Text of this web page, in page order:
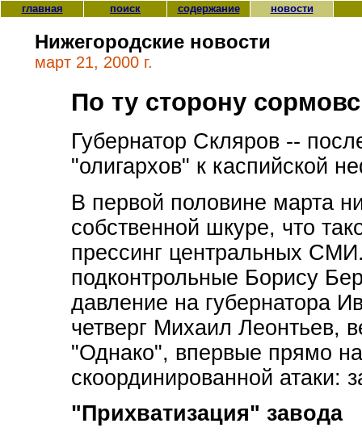
главная поиск содержание новости
Нижегородские новости
март 21, 2000 г.
По ту сторону
Губернатор Скляров --
"олигархов" к каспийской
В первой половине марта
собственной шкуре, что
прессинг центральных
подконтрольные Борису
давление на губернатора
четверг Михаил Леонтьев,
"Однако", впервые прямо
скоординированной атаки:
"Прихватизация" завода